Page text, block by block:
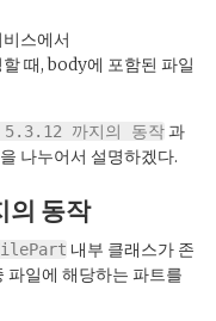
스에서
때, body에 포함된 파일
까지의 동작과
을 나누어서 설명하겠다.
의 동작
내부 클래스가 존
일에 해당하는 파트를